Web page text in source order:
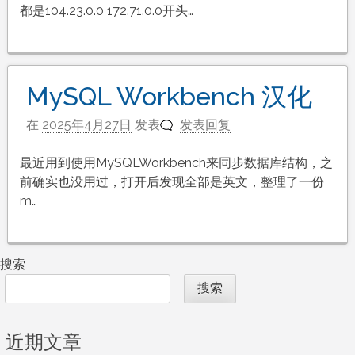
都是104.23.0.0 172.71.0.0开头…
MySQL Workbench 汉化
在 2025年4月27日 发表 发表回复
最近用到使用MySQLWorkbench来同步数据库结构，之
前确实也没用过，打开后发现全部是英文，整理了一份
m…
搜索
搜索
近期文章